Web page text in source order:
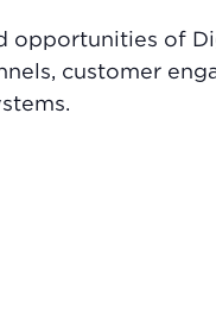
opportunities of
customer